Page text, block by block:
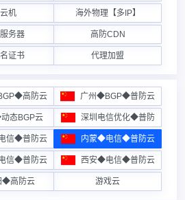
机 海外物理【多IP】
务器 高防CDN
证书 代理加盟
高防云 广州◆BGP◆普防云
态BGP云 深圳电信优化◆普防
信◆普防云 内蒙◆电信◆普防云
信◆普防云 西安◆电信◆普防云
◆高防云 游戏云